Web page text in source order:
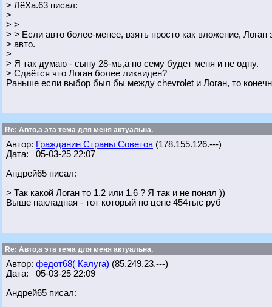
> ЛёХа.63 писал:
>
> >
> > Если авто более-менее, взять просто как вложение, Логан
> авто.
>
> Я так думаю - сыну 28-мь,а по сему будет меня и не одну.
> Сдаётся что Логан более ликвиден?
Раньше если выбор был бы между chevrolet и Логан, то
Re: Авто,а эта тема для меня актуальна.
Автор: Гражданин Страны Советов (178.155.126.---)
Дата: 05-03-25 22:07
Андрей65 писал:
> Так какой Логан то 1.2 или 1.6 ? Я так и не понял ))
Выше накладная - тот который по цене 454тыс руб
Re: Авто,а эта тема для меня актуальна.
Автор: федот68( Калуга) (85.249.23.---)
Дата: 05-03-25 22:09
Андрей65 писал: